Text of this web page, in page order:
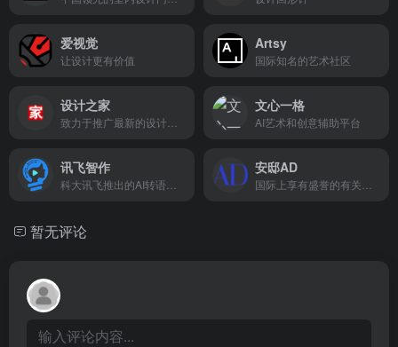
爱视觉
让设计更有价值
Artsy
国际知名的艺术社区
设计之家 文心一格
AI艺术和创意辅助平台
讯飞智作 安邸AD
暂无评论